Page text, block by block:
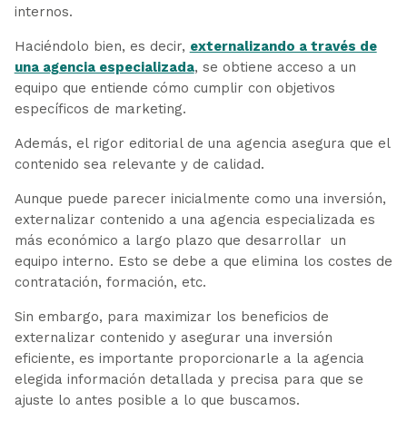
internos.
Haciéndolo bien, es decir, externalizando a través de
una agencia especializada, se obtiene acceso a un
equipo que entiende cómo cumplir con objetivos
específicos de marketing.
Además, el rigor editorial de una agencia asegura que el
contenido sea relevante y de calidad.
Aunque puede parecer inicialmente como una inversión,
externalizar contenido a una agencia especializada es
más económico a largo plazo que desarrollar un
equipo interno. Esto se debe a que elimina los costes de
contratación, formación, etc.
Sin embargo, para maximizar los beneficios de
externalizar contenido y asegurar una inversión
eficiente, es importante proporcionarle a la agencia
elegida información detallada y precisa para que se
ajuste lo antes posible a lo que buscamos.